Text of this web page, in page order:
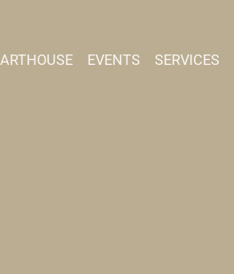
ARTHOUSE EVENTS SERVICES